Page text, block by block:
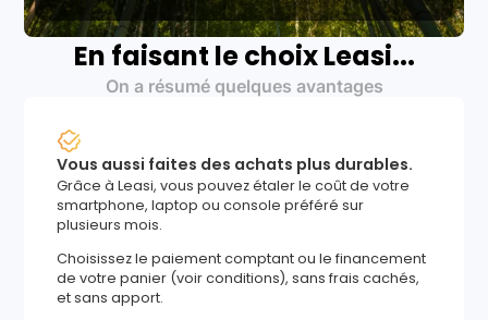
En faisant le choix Leasi...
On a résumé quelques avantages
Vous aussi faites des achats plus durables.
Grâce à Leasi, vous pouvez étaler le coût de votre
smartphone, laptop ou console préféré sur
plusieurs mois.
Choisissez le paiement comptant ou le financement
de votre panier (voir conditions), sans frais cachés,
et sans apport.